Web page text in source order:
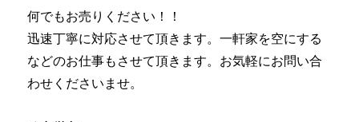
何でもお売りください！！
迅速丁寧に対応させて頂きます。一軒家を空にする
などのお仕事もさせて頂きます。お気軽にお問い合
わせくださいませ。